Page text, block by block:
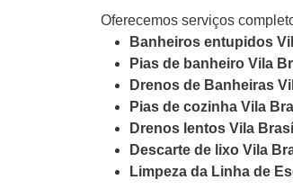
Oferecemos serviços
Banheiros entupidos
Pias de banheiro Vila
Drenos de Banheiras
Pias de cozinha Vila
Drenos lentos Vila
Descarte de lixo Vila
Limpeza da Linha de